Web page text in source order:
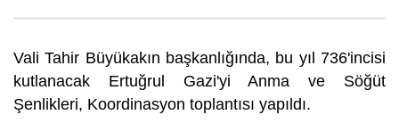
Vali Tahir Büyükakın başkanlığında, bu yıl 736'incisi
kutlanacak Ertuğrul Gazi'yi Anma ve Söğüt
Şenlikleri, Koordinasyon toplantısı yapıldı.